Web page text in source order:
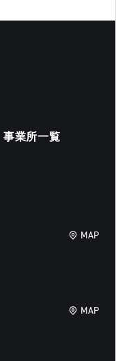
事業所一覧
MAP
MAP